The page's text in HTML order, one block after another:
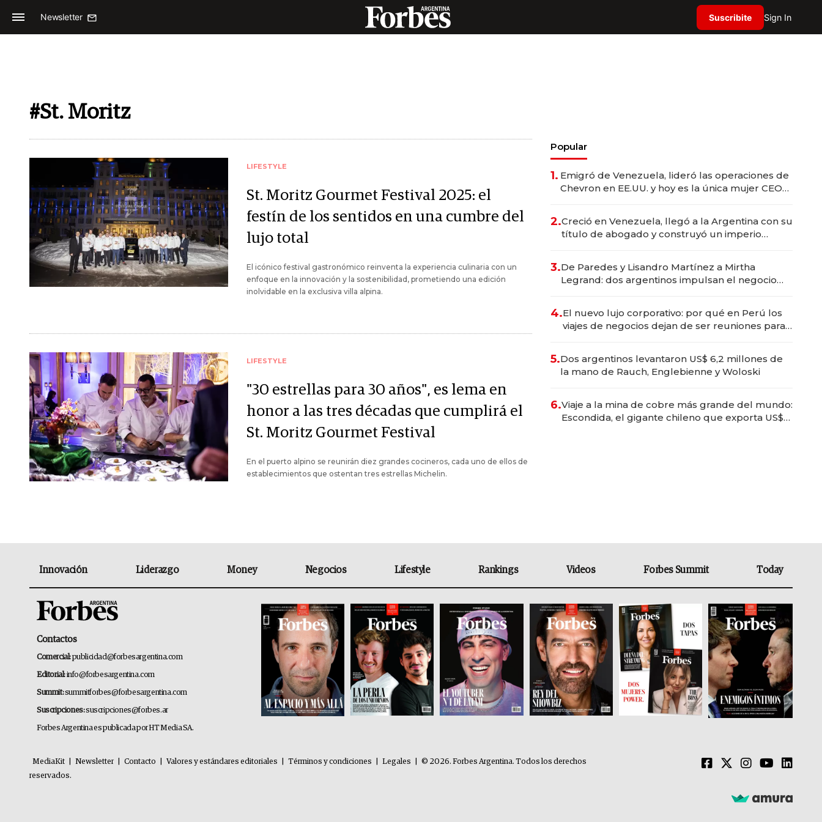
Newsletter Suscribite Sign In
#St. Moritz
LIFESTYLE
St. Moritz Gourmet Festival 2025: el
festín de los sentidos en una cumbre del
lujo total
El icónico festival gastronómico reinventa la experiencia culinaria con un
enfoque en la innovación y la sostenibilidad, prometiendo una edición
inolvidable en la exclusiva villa alpina.
LIFESTYLE
"30 estrellas para 30 años", es lema en
honor a las tres décadas que cumplirá el
St. Moritz Gourmet Festival
En el puerto alpino se reunirán diez grandes cocineros, cada uno de ellos de
establecimientos que ostentan tres estrellas Michelin.
Popular
1. Emigró de Venezuela, lideró las operaciones de
Chevron en EE.UU. y hoy es la única mujer CEO
2.Creció en Venezuela, llegó a la Argentina con su
título de abogado y construyó un imperio
3.De Paredes y Lisandro Martínez a Mirtha
Legrand: dos argentinos impulsan el negocio
4.El nuevo lujo corporativo: por qué en Perú los
viajes de negocios dejan de ser reuniones para
5.Dos argentinos levantaron US$ 6,2 millones de
la mano de Rauch, Englebienne y Woloski
6.Viaje a la mina de cobre más grande del mundo:
Escondida, el gigante chileno que exporta US$
Innovación Liderazgo Money Negocios Lifestyle Rankings Videos Forbes Summit Today
Contactos
Comercial:publicidad@forbesargentina.com
Editorial:info@forbesargentina.com
Summit:summitforbes@forbesargentina.com
Suscripciones:suscripciones@forbes.ar
Forbes Argentina es publicada por HT Media SA.
MediaKit Newsletter Contacto Valores y estándares editoriales Términos y condiciones Legales
© 2026. Forbes Argentina. Todos los derechos
reservados.